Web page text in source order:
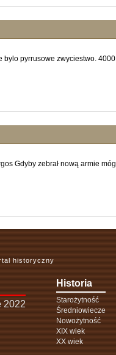
bylo pyrrusowe zwyciestwo.
Gdyby zebrał nową armie
historyczny
2022
Historia
Starożytność
Średniowiecze
Nowożytność
XIX wiek
XX wiek